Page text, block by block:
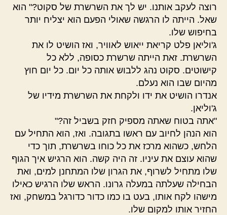
רוצה לעקב אותנו. יש לך את השרשרת של סקוט?" הוא
שאל. הייתה לו הרגשה שאולי הפעם הוא יצליח יותר
בחיפוש שלו.
ג'וליאן פלט קריאת ייאוש לאוויר, ואז הושיט לו את
השרשרת. זאת הייתה שרשרת כסופה, ללא כל
קישוטים. סקוט נהג ללבוש אותה כל יום. כל יום חוץ
מהיום שבו הוא נעלם.
אנדרו הושיט את ידו ולקחת את השרשרת מידיו של
ג'וליאן.
"אתה בטוח שאתה מספיק חזק בשביל זה?"
הוא הנהן לחיוב עם ראשו בתגובה. ואז, הוא התחיל עם
הלחש, כשהוא מרכז את כל כוחו בשרשרת, תוך כדי
שהוא עוצם את עיניו. זה היה קשה. הוא הרגיש איך הגוף
שלו מתחיל לשרוף, את הגרון שלו המתחנן למים, ואת
הבחילה שעלתה במעלה גרונו. הראש שלו הרגיש כאילו
מישהו לקח אותו, בעט בו כמו כדור כדורגל במשחק, ואז
החזיר אותו למקום שלו.